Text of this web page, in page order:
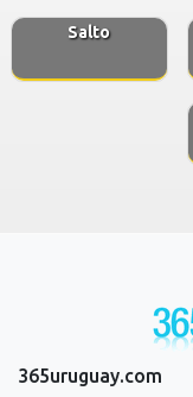
Salto
365uruguay.com